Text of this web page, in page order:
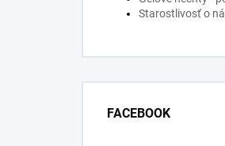
Starostlivosť o
FACEBOOK